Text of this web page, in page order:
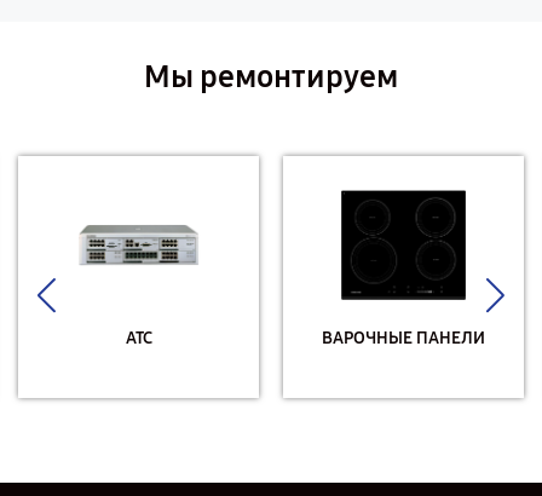
Мы ремонтируем
АТС ВАРОЧНЫЕ ПАНЕЛИ